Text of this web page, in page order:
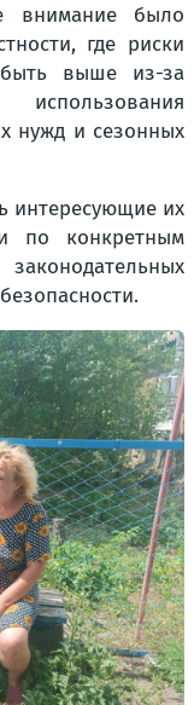
внимание было
где риски
выше из-за
нужд и сезонных
интересующие их
по конкретным